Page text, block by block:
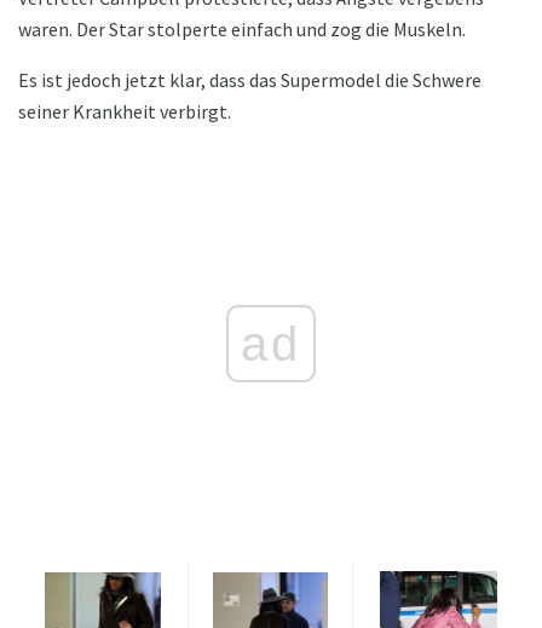
waren. Der Star stolperte einfach und zog die Muskeln.
Es ist jedoch jetzt klar, dass das Supermodel die Schwere
seiner Krankheit verbirgt.
ad